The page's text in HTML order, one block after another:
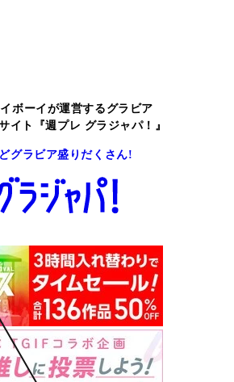
ボーイが運営するグラビア
イト『週プレ グラジャパ！』
グラビア盛りだくさん!